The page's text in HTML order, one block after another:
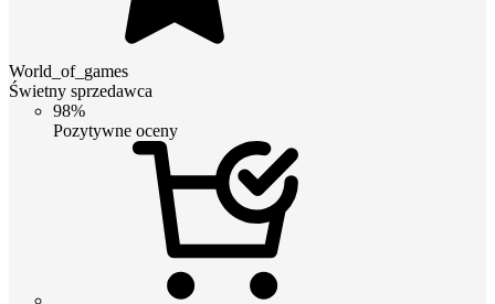
World_of_games
Świetny sprzedawca
98%
Pozytywne oceny